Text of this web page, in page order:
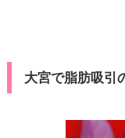
大宮で脂肪吸引